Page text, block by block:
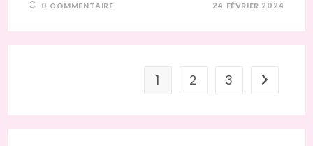
0 COMMENTAIRE 24 FÉVRIER 2024
1 2 3 Aller à la